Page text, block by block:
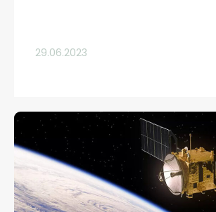
29.06.2023